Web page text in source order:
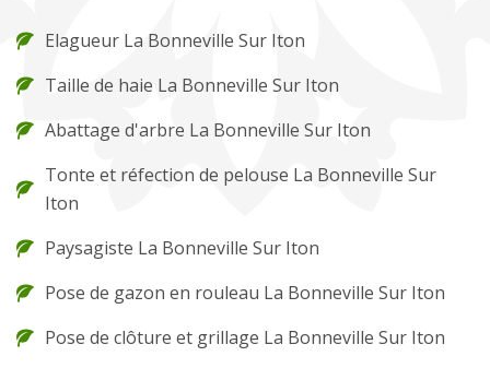
Elagueur La Bonneville Sur Iton
Taille de haie La Bonneville Sur Iton
Abattage d'arbre La Bonneville Sur Iton
Tonte et réfection de pelouse La Bonneville Sur
Iton
Paysagiste La Bonneville Sur Iton
Pose de gazon en rouleau La Bonneville Sur Iton
Pose de clôture et grillage La Bonneville Sur Iton